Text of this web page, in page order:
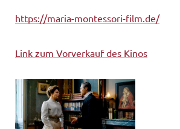
https://maria-montessori-film.de/
Link zum Vorverkauf des Kinos